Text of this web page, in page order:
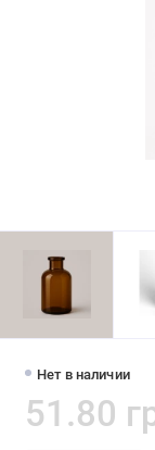
Нет в наличии
51.80